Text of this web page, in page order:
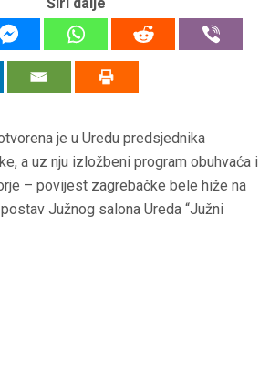
je u Uredu predsjednika
a uz nju izložbeni program obuhvaća i
– povijest zagrebačke bele hiže na
Južnog salona Ureda “Južni